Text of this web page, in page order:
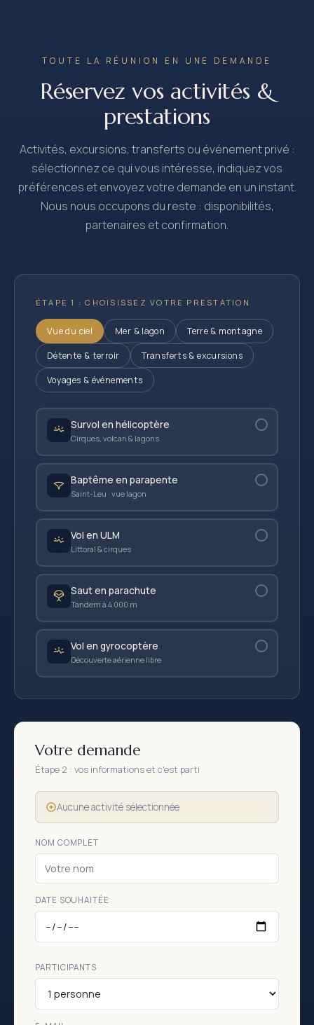
TOUTE LA RÉUNION EN UNE DEMANDE
Réservez vos activités &
prestations
Activités, excursions, transferts ou événement privé :
sélectionnez ce qui vous intéresse, indiquez vos
préférences et envoyez votre demande en un instant.
Nous nous occupons du reste : disponibilités,
partenaires et confirmation.
ÉTAPE 1 : CHOISISSEZ VOTRE PRESTATION
Vue du ciel Mer & lagon Terre & montagne
Détente & terroir Transferts & excursions
Voyages & événements
Survol en hélicoptère
Cirques, volcan & lagons
Baptême en parapente
Saint-Leu · vue lagon
Vol en ULM
Littoral & cirques
Saut en parachute
Tandem à 4 000 m
Vol en gyrocoptère
Découverte aérienne libre
Votre demande
Étape 2 : vos informations et c'est parti
Aucune activité sélectionnée
NOM COMPLET
DATE SOUHAITÉE
PARTICIPANTS